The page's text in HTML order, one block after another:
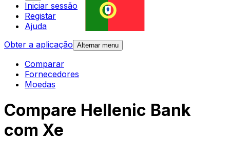
Iniciar sessão
Registar
Ajuda
Obter a aplicação Alternar menu
Comparar
Fornecedores
Moedas
Compare Hellenic Bank
com Xe